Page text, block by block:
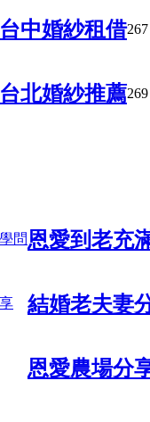
台中婚紗租借267
台北婚紗推薦269
恩愛到老充
結婚老夫妻
恩愛農場分